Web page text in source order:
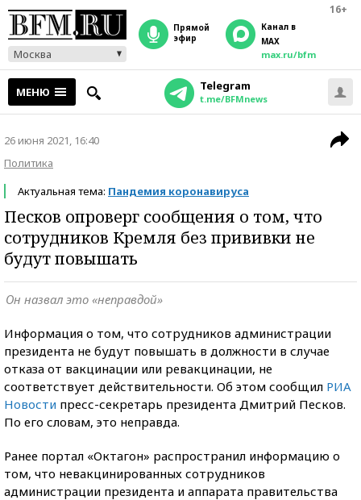
16+
Москва
прямой
эфир
Канал в
MAX
max.ru/bfm
МЕНЮ Telegram
t.me/BFMnews
26 июня 2021, 16:40
Политика
Актуальная тема: Пандемия коронавируса
Песков опроверг сообщения о том, что
сотрудников Кремля без прививки не
будут повышать
Он назвал это «неправдой»
Информация о том, что сотрудников администрации
президента не будут повышать в должности в случае
отказа от вакцинации или ревакцинации, не
соответствует действительности. Об этом сообщил РИА
Новости пресс-секретарь президента Дмитрий Песков.
По его словам, это неправда.
Ранее портал «Октагон» распространил информацию о
том, что невакцинированных сотрудников
администрации президента и аппарата правительства